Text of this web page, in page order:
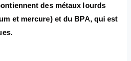
des métaux lourds
et mercure) et du BPA, qui est